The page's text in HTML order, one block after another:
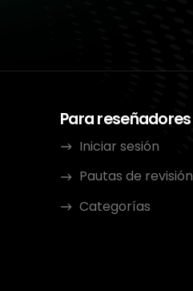
Para reseñadores
Iniciar sesión
Pautas de revisión
Categorías